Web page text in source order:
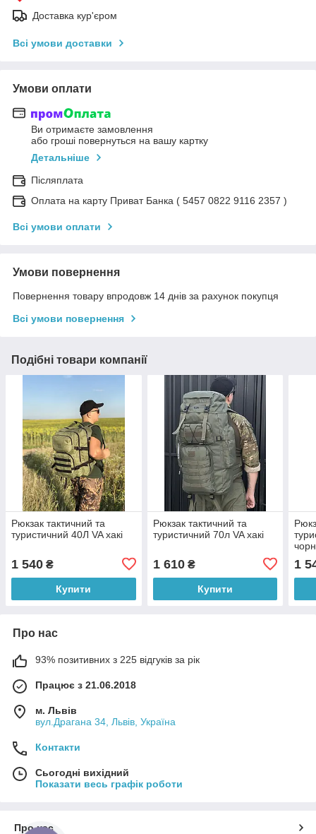
Доставка кур'єром
Всі умови доставки
Умови оплати
Ви отримаєте замовлення
або гроші повернуться на вашу картку
Детальніше
Післяплата
Оплата на карту Приват Банка ( 5457 0822 9116 2357 )
Всі умови оплати
Умови повернення
Повернення товару впродовж 14 днів за рахунок покупця
Всі умови повернення
Подібні товари компанії
Рюкзак тактичний та
туристичний 40Л VA хакі
1 540 ₴
Купити
Рюкзак тактичний та
туристичний 70л VA хакі
1 610₴
Купити
1
Про нас
93% позитивних з 225 відгуків за рік
Працює з 21.06.2018
м. Львів
вул.Драгана 34, Львів, Україна
Контакти
Сьогодні вихідний
Показати весь графік роботи
Про нас